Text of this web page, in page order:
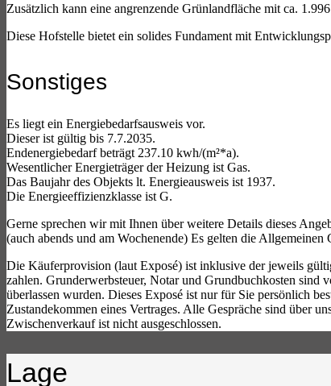
Zusätzlich kann eine angrenzende Grünlandfläche mit ca.
Diese Hofstelle bietet ein solides Fundament mit
Sonstiges
Es liegt ein Energiebedarfsausweis vor.
Dieser ist gültig bis 7.7.2035.
Endenergiebedarf beträgt 237.10 kwh/(m²*a).
Wesentlicher Energieträger der Heizung ist Gas.
Das Baujahr des Objekts lt. Energieausweis ist 1937.
Die Energieeffizienzklasse ist G.
Gerne sprechen wir mit Ihnen über weitere Details dieses
(auch abends und am Wochenende) Es gelten die Allgemeinen
Die Käuferprovision (laut Exposé) ist inklusive der jeweils
zahlen. Grunderwerbsteuer, Notar und Grundbuchkosten sind
überlassen wurden. Dieses Exposé ist nur für Sie persönlich
Zustandekommen eines Vertrages. Alle Gespräche sind über
Zwischenverkauf ist nicht ausgeschlossen.
Lage